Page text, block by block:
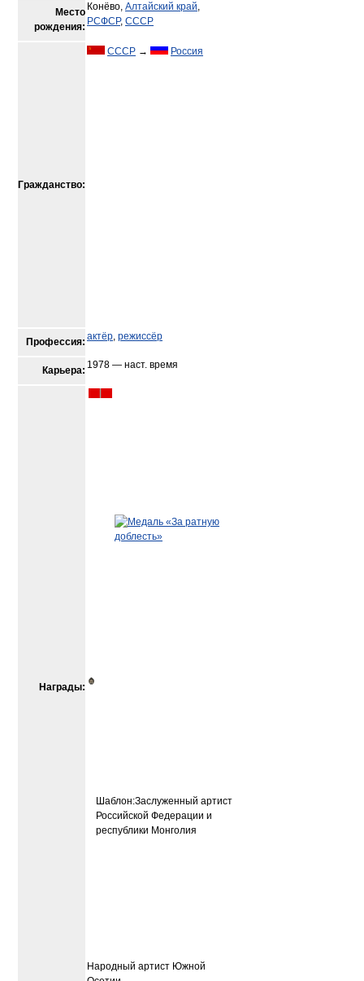
Место
рождения:
Конёво, Алтайский край,
РСФСР, СССР
Гражданство:
СССР → Россия
Профессия: актёр, режиссёр
Карьера: 1978 — наст. время
Награды:
Шаблон:Заслуженный артист
Российской Федерации и
республики Монголия
Народный артист Южной